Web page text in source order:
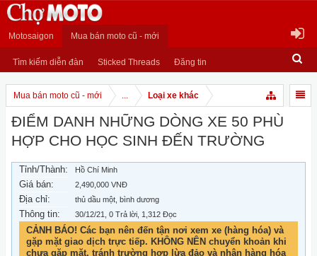
Motosaigon Mua bán moto cũ - mới
Tìm kiếm diễn đàn Sticked Threads Đăng tin
Mua bán moto cũ - mới ... Loại xe khác
ĐIỂM DANH NHỮNG DÒNG XE 50 PHÙ
HỢP CHO HỌC SINH ĐẾN TRƯỜNG
Tỉnh/Thành: Hồ Chí Minh
Giá bán: 2,490,000 VNĐ
Địa chỉ: thủ dầu một, bình dương
Thông tin: 30/12/21 , 0 Trả lời, 1,312 Đọc
CẢNH BÁO! Các bạn nên đến tận nơi xem xe (hàng hóa) và
gặp mặt giao dịch trực tiếp. KHÔNG NÊN chuyển khoản khi
chưa gặp mặt, tránh trường hợp lừa đảo và nhận hàng hóa